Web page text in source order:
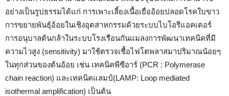
อย่างเป็นรูปธรรมได้แก่ การเพาะเลี้ยงเนื้อเยื่ออ้อยปลอดโรคใบขาว
การขยายพันธุ์อ้อยในเชิงอุตสาหกรรมด้วยระบบไบโอรีแอคเตอร์
การอนุบาลต้นกล้าในระบบโรงเรือนกันแมลงการพัฒนาเทคนิคที่มี
ความไวสูง (sensitivity) มาใช้ตรวจเชื้อไฟโตพลาสมาปริมาณน้อยๆ
ในทุกส่วนของต้นอ้อย เช่น เทคนิคพีซีอาร์ (PCR : Polymerase
chain reaction) และเทคนิคแลมป์(LAMP: Loop mediated
isothermal amplification) เป็นต้น